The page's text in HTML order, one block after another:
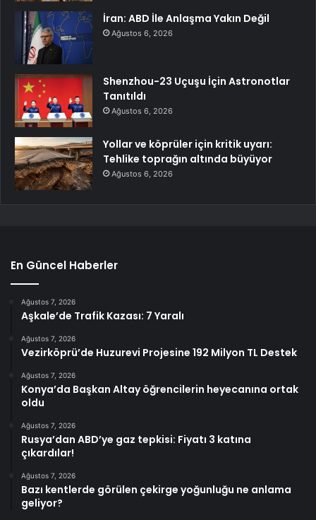
İran: ABD İle Anlaşma Yakın Değil
Ağustos 6, 2026
Shenzhou-23 Uçuşu İçin Astronotlar
Tanıtıldı
Ağustos 6, 2026
Yollar ve köprüler için kritik uyarı:
Tehlike toprağın altında büyüyor
Ağustos 6, 2026
En Güncel Haberler
Ağustos 7, 2026
Aşkale’de Trafik Kazası: 7 Yaralı
Ağustos 7, 2026
Vezirköprü’de Huzurevi Projesine 192 Milyon TL Destek
Ağustos 7, 2026
Konya’da Başkan Altay öğrencilerin heyecanına ortak
oldu
Ağustos 7, 2026
Rusya’dan ABD’ye gaz tepkisi: Fiyatı 3 katına
çıkardılar!
Ağustos 7, 2026
Bazı kentlerde görülen çekirge yoğunluğu ne anlama
geliyor?